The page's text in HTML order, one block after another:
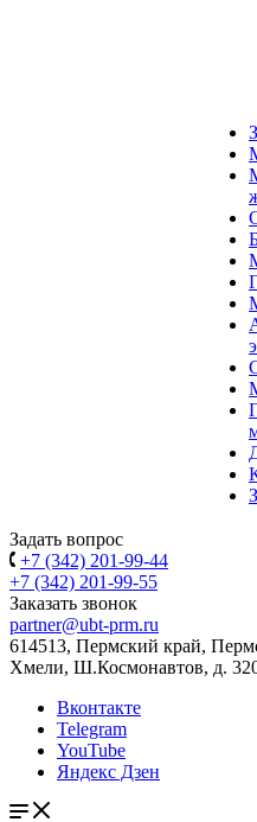
Задать вопрос
+7 (342) 201-99-44
+7 (342) 201-99-55
Заказать звонок
partner@ubt-prm.ru
614513, Пермский край,
Хмели, Ш.Космонавтов, д.
Вконтакте
Telegram
YouTube
Яндекс Дзен